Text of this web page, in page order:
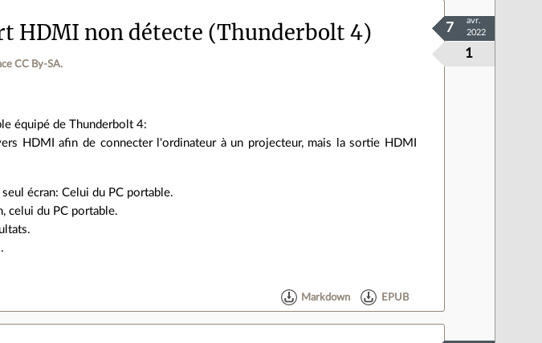
HDMI non détecte (Thunderbolt 4)
CC By‑SA.
1
7
avr.
2022
équipé de Thunderbolt 4:
HDMI afin de connecter l'ordinateur à un projecteur, mais la sortie HDMI
écran: Celui du PC portable.
celui du PC portable.
Markdown EPUB